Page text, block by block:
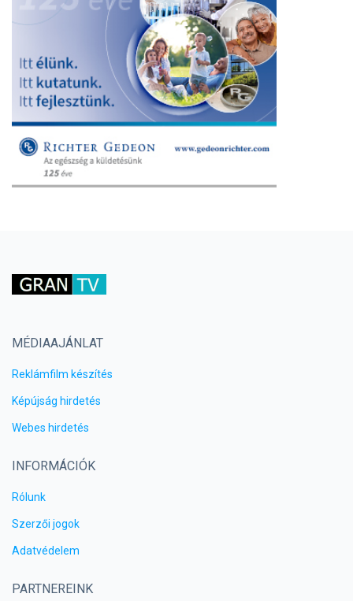
MÉDIAAJÁNLAT
Reklámfilm készítés
Képújság hirdetés
Webes hirdetés
INFORMÁCIÓK
Rólunk
Szerzői jogok
Adatvédelem
PARTNEREINK